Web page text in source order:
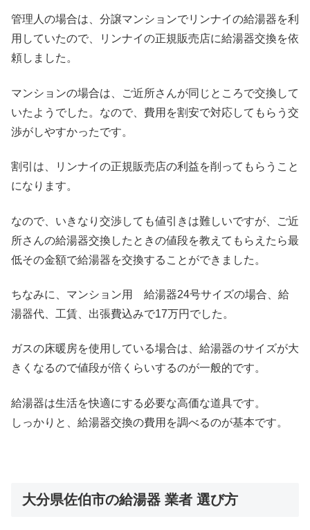
管理人の場合は、分譲マンションでリンナイの給湯器を利
用していたので、リンナイの正規販売店に給湯器交換を依
頼しました。
マンションの場合は、ご近所さんが同じところで交換して
いたようでした。なので、費用を割安で対応してもらう交
渉がしやすかったです。
割引は、リンナイの正規販売店の利益を削ってもらうこと
になります。
なので、いきなり交渉しても値引きは難しいですが、ご近
所さんの給湯器交換したときの値段を教えてもらえたら最
低その金額で給湯器を交換することができました。
ちなみに、マンション用 給湯器24号サイズの場合、給
湯器代、工賃、出張費込みで17万円でした。
ガスの床暖房を使用している場合は、給湯器のサイズが大
きくなるので値段が倍くらいするのが一般的です。
給湯器は生活を快適にする必要な高価な道具です。
しっかりと、給湯器交換の費用を調べるのが基本です。
大分県佐伯市の給湯器 業者 選び方